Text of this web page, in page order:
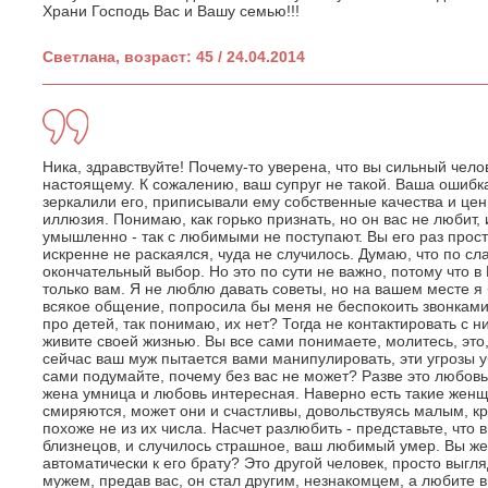
Храни Господь Вас и Вашу семью!!!
Светлана, возраст: 45 / 24.04.2014
Ника, здравствуйте! Почему-то уверена, что вы сильный
настоящему. К сожалению, ваш супруг не такой. Ваша
зеркалили его, приписывали ему собственные качества и
иллюзия. Понимаю, как горько признать, но он вас не
умышленно - так с любимыми не поступают. Вы его раз
искренне не раскаялся, чуда не случилось. Думаю, что по
окончательный выбор. Но это по сути не важно, потому
только вам. Я не люблю давать советы, но на вашем месте я
всякое общение, попросила бы меня не беспокоить
про детей, так понимаю, их нет? Тогда не контактировать с
живите своей жизнью. Вы все сами понимаете, молитесь,
сейчас ваш муж пытается вами манипулировать, эти угрозы
сами подумайте, почему без вас не может? Разве это
жена умница и любовь интересная. Наверно есть такие
смиряются, может они и счастливы, довольствуясь малым,
похоже не из их числа. Насчет разлюбить - представьте, что
близнецов, и случилось страшное, ваш любимый умер. Вы
автоматически к его брату? Это другой человек, просто
мужем, предав вас, он стал другим, незнакомцем, а любите